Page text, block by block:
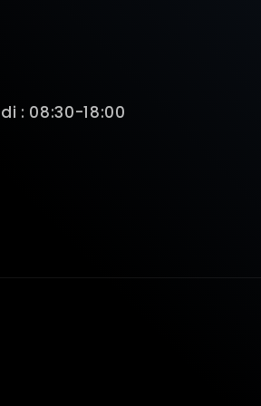
: 08:30-18:00